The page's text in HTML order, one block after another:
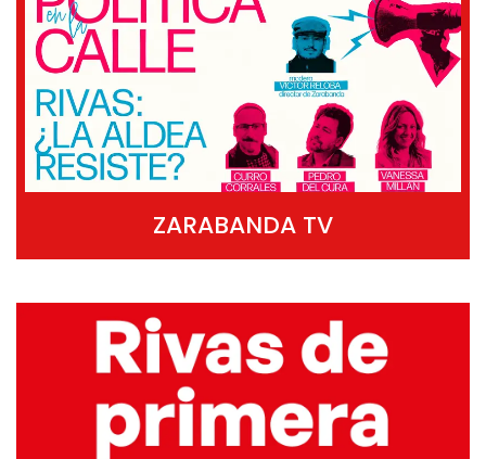
ZARABANDA TV